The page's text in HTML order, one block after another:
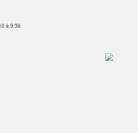
à 9:36